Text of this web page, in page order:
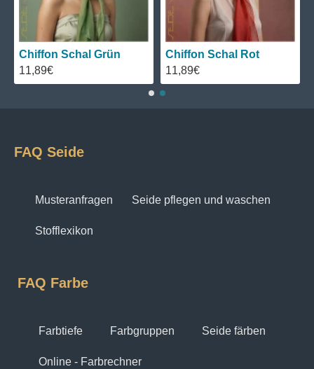
Chiffon Schal Grün
11,89€
Chiffon Schal Rot
11,89€
FAQ Seide
Musteranfragen Seide pflegen und waschen
Stofflexikon
FAQ Farbe
Farbtiefe Farbgruppen Seide färben
Online - Farbrechner